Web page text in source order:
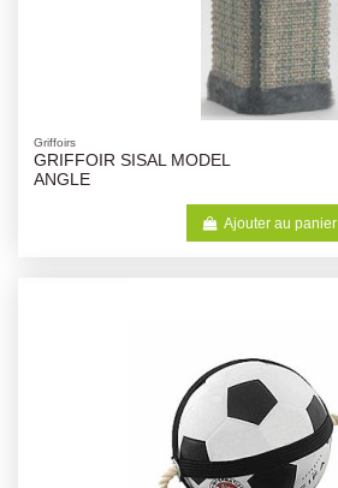
Griffoirs
GRIFFOIR SISAL MODEL
ANGLE
Ajouter au panier